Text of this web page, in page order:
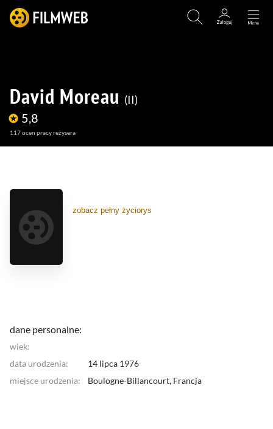
David Moreau II
5,8
117ocen pracy reżysera
zobacz pełny życiorys
dane personalne:
wiek:
data urodzenia:
14 lipca 1976
miejsce urodzenia:
Boulogne-Billancourt, Francja